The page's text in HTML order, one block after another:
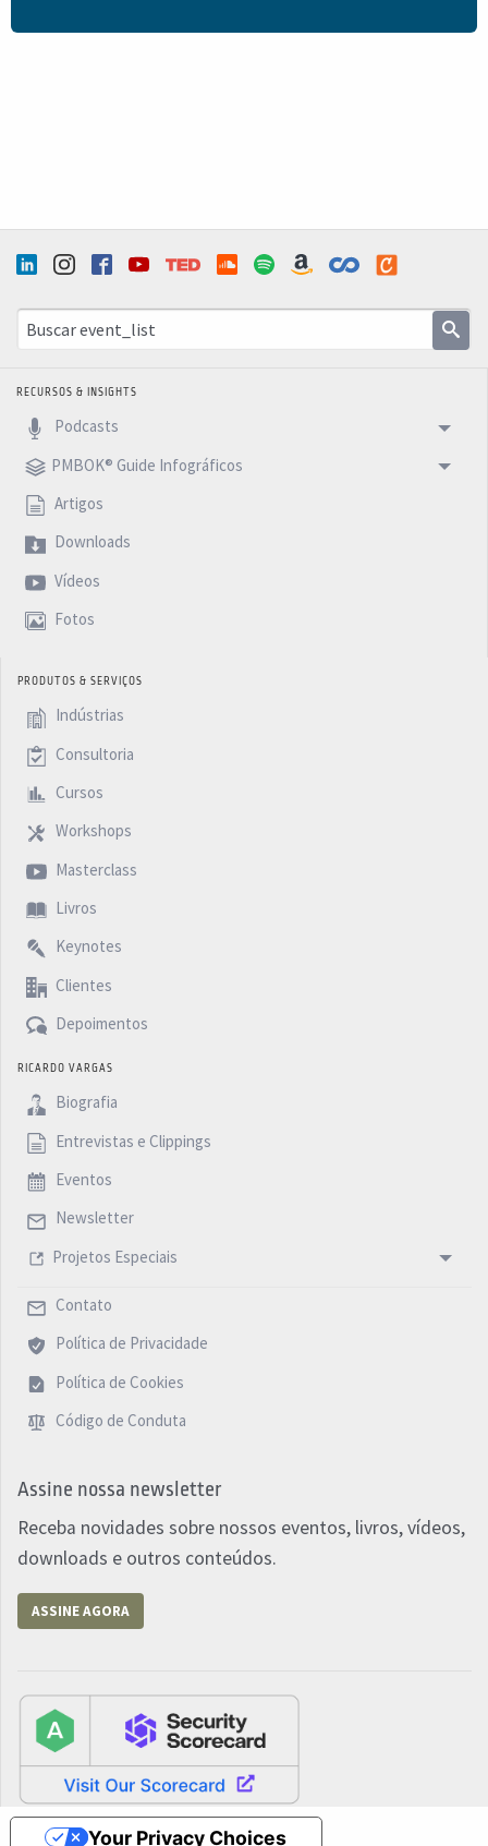
RECURSOS & INSIGHTS
Podcasts
PMBOK® Guide Infográficos
Artigos
Downloads
Vídeos
Fotos
PRODUTOS & SERVIÇOS
Indústrias
Consultoria
Cursos
Workshops
Masterclass
Livros
Keynotes
Clientes
Depoimentos
RICARDO VARGAS
Biografia
Entrevistas e Clippings
Eventos
Newsletter
Projetos Especiais
Contato
Política de Privacidade
Política de Cookies
Código de Conduta
Assine nossa newsletter
Receba novidades sobre nossos eventos, livros, vídeos,
downloads e outros conteúdos.
ASSINE AGORA
Your Privacy Choices